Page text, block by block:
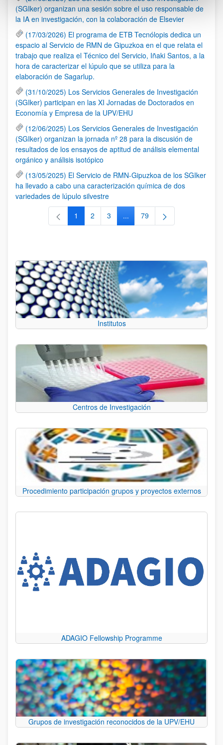
(SGIker) organizan una sesión sobre el uso responsable de
la IA en investigación, con la colaboración de Elsevier
(17/03/2026) El programa de ETB Tecnólopis dedica un
espacio al Servicio de RMN de Gipuzkoa en el que relata el
trabajo que realiza el Técnico del Servicio, Iñaki Santos, a la
hora de caracterizar el lúpulo que se utiliza para la
elaboración de Sagarlup.
(31/10/2025) Los Servicios Generales de Investigación
(SGIker) participan en las XI Jornadas de Doctorados en
Economía y Empresa de la UPV/EHU
(12/06/2025) Los Servicios Generales de Investigación
(SGIker) organizan la jornada nº 28 para la discusión de
resultados de los ensayos de aptitud de análisis elemental
orgánico y análisis isotópico
(13/05/2025) El Servicio de RMN-Gipuzkoa de los SGIker
ha llevado a cabo una caracterización química de dos
variedades de lúpulo silvestre
Página
1 Página
2 Página
3 ...Páginas intermedias Use TAB
Página
79
Institutos
Centros de Investigación
Procedimiento participación grupos y proyectos externos
ADAGIO Fellowship Programme
Grupos de investigación reconocidos de la UPV/EHU